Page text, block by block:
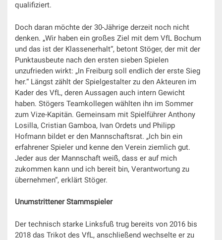
qualifiziert.
Doch daran möchte der 30-Jährige derzeit noch nicht
denken. „Wir haben ein großes Ziel mit dem VfL Bochum
und das ist der Klassenerhalt“, betont Stöger, der mit der
Punktausbeute nach den ersten sieben Spielen
unzufrieden wirkt: „In Freiburg soll endlich der erste Sieg
her.“ Längst zählt der Spielgestalter zu den Akteuren im
Kader des VfL, deren Aussagen auch intern Gewicht
haben. Stögers Teamkollegen wählten ihn im Sommer
zum Vize-Kapitän. Gemeinsam mit Spielführer Anthony
Losilla, Cristian Gamboa, Ivan Ordets und Philipp
Hofmann bildet er den Mannschaftsrat. „Ich bin ein
erfahrener Spieler und kenne den Verein ziemlich gut.
Jeder aus der Mannschaft weiß, dass er auf mich
zukommen kann und ich bereit bin, Verantwortung zu
übernehmen“, erklärt Stöger.
Unumstrittener Stammspieler
Der technisch starke Linksfuß trug bereits von 2016 bis
2018 das Trikot des VfL, anschließend wechselte er zu